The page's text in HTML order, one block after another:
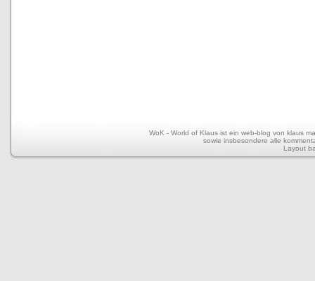
WoK - World of Klaus ist ein web-blog von klaus
sowie insbesondere alle
Layout